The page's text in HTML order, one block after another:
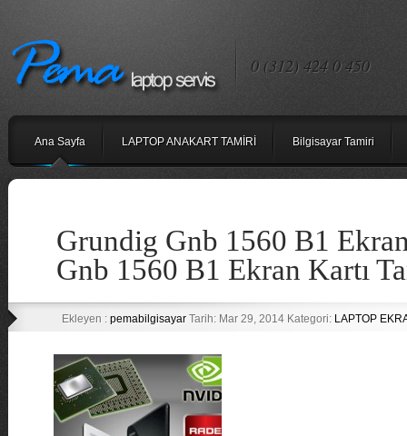
0 (312) 424 0 450
Ana Sayfa LAPTOP ANAKART TAMİRİ Bilgisayar Tamiri
Grundig Gnb 1560 B1
Gnb 1560 B1 Ekran Kartı
Ekleyen : pemabilgisayarTarih: Mar 29, 2014 Kategori: LAPTOP